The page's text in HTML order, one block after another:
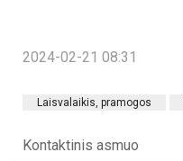
2024-02-21 08:31
Laisvalaikis, pramogos
Kontaktinis asmuo